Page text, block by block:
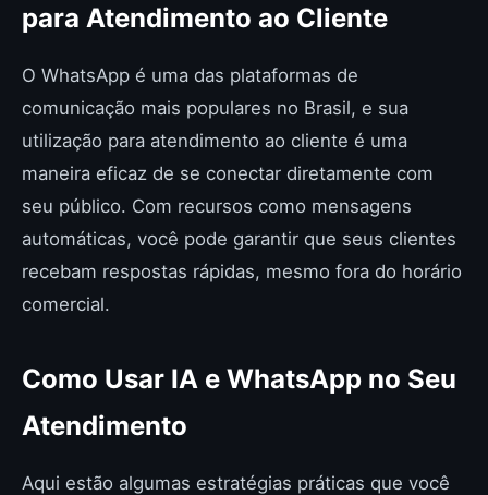
para Atendimento ao Cliente
O WhatsApp é uma das plataformas de
comunicação mais populares no Brasil, e sua
utilização para atendimento ao cliente é uma
maneira eficaz de se conectar diretamente com
seu público. Com recursos como mensagens
automáticas, você pode garantir que seus clientes
recebam respostas rápidas, mesmo fora do horário
comercial.
Como Usar IA e WhatsApp no Seu
Atendimento
Aqui estão algumas estratégias práticas que você